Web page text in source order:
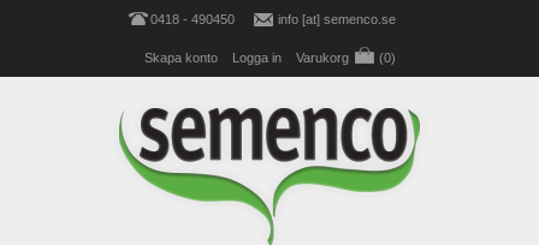
0418 - 490450 info [at] semenco.se
Skapa konto Logga in Varukorg (0)